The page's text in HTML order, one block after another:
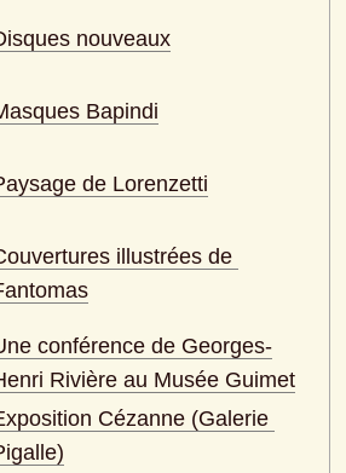
nouveaux
Bapindi
de Lorenzetti
illustrées de
conférence de Georges-
Rivière au Musée Guimet
Cézanne (Galerie